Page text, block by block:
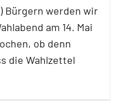
Bürgern werden wir
am 14. Mai
ob denn
die Wahlzettel